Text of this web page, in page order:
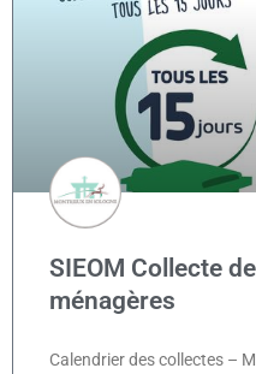
SIEOM Collecte
ménagères
Calendrier des collectes –